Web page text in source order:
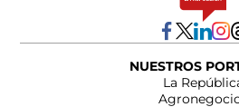
NUESTROS
La